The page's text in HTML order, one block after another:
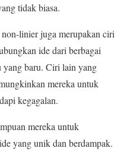
tidak biasa.
linier juga merupakan ciri
ide dari berbagai
yang baru. Ciri lain yang
mereka untuk
kegagalan.
mereka untuk
yang unik dan berdampak.